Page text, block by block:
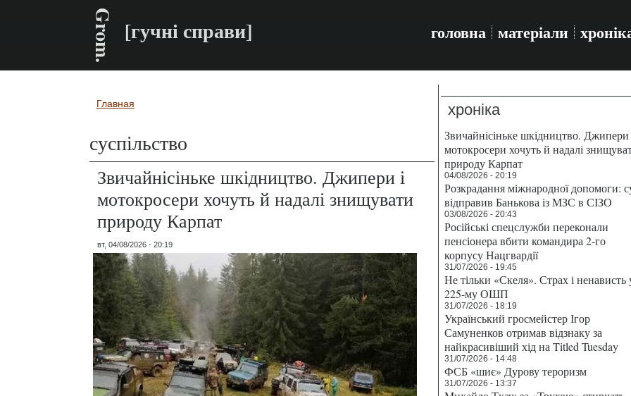
Grom. [гучні справи] головна матеріали
Вы здесь
Главная
суспільство
Звичайнісіньке шкідництво. Джипери і
мотокросери хочуть й надалі знищувати
природу Карпат
вт, 04/08/2026 - 20:19
хроніка
Звичайнісіньке шкідництво. Джипери
мотокросери хочуть й надалі
природу Карпат
04/08/2026 - 20:19
Розкрадання міжнародної допомоги:
відправив Банькова із МЗС в СІЗО
03/08/2026 - 20:43
Російські спецслужби переконали
пенсіонера вбити командира 2-го
корпусу Нацгвардії
31/07/2026 - 19:45
Не тільки «Скеля». Страх і ненависть
225-му ОШП
31/07/2026 - 18:19
Український гросмейстер Ігор
Самуненков отримав відзнаку за
найкрасивіший хід на Titled Tuesday
31/07/2026 - 14:48
ФСБ «шиє» Дурову тероризм
31/07/2026 - 13:37